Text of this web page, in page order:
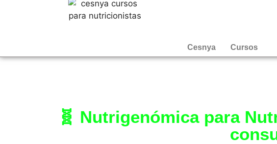
Cesnya Cursos
🧬 Nutrigenómica para